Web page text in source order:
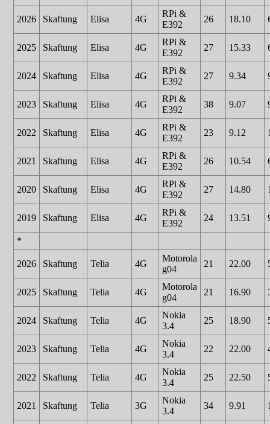
2026 Skaftung Elisa 4G
RPi &
E392
26 18.10
2025 Skaftung Elisa 4G
RPi &
E392
27 15.33
2024 Skaftung Elisa 4G
RPi &
E392
27 9.34
2023 Skaftung Elisa 4G
RPi &
E392
38 9.07
2022 Skaftung Elisa 4G
RPi &
E392
23 9.12
2021 Skaftung Elisa 4G
RPi &
E392
26 10.54
2020 Skaftung Elisa 4G
RPi &
E392
27 14.80
2019 Skaftung Elisa 4G
RPi &
E392
24 13.51
*
2026 Skaftung Telia 4G
Motorola
g04
21 22.00
2025 Skaftung Telia 4G
Motorola
g04
21 16.90
2024 Skaftung Telia 4G
Nokia
3.4
25 18.90
2023 Skaftung Telia 4G
Nokia
3.4
22 22.00
2022 Skaftung Telia 4G
Nokia
3.4
25 22.50
2021 Skaftung Telia 3G
Nokia
3.4
34 9.91